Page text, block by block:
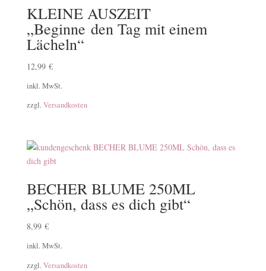
KLEINE AUSZEIT
„Beginne den Tag mit einem
Lächeln“
12,99 €
inkl. MwSt.
zzgl. Versandkosten
BECHER BLUME 250ML
„Schön, dass es dich gibt“
8,99 €
inkl. MwSt.
zzgl. Versandkosten